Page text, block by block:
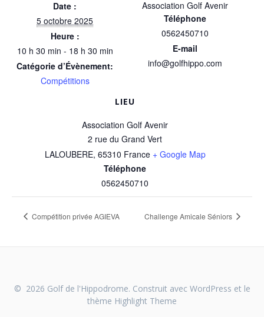
Date :
5 octobre 2025
Heure :
10 h 30 min - 18 h 30 min
Catégorie d’Évènement:
Compétitions
LIEU
Association Golf Avenir
2 rue du Grand Vert
LALOUBERE, 65310 France + Google Map
Téléphone
0562450710
Association Golf Avenir
Téléphone
0562450710
E-mail
info@golfhippo.com
Compétition privée AGIEVA Challenge Amicale Séniors
© 2026 Golf de l'Hippodrome. Construit avec WordPress et le
thème Highlight Theme